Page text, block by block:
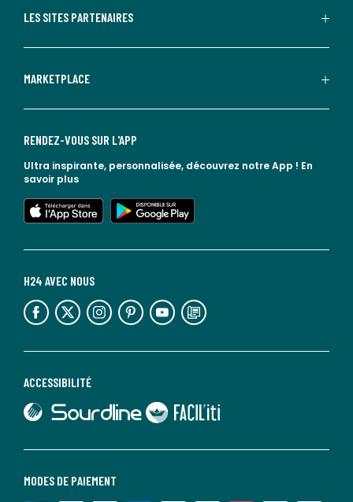
LES SITES PARTENAIRES
MARKETPLACE
MODES DE PAIEMENT
ACCESSIBILITÉ
lien vers Sourdline
lien vers Faciliti
H24 AVEC NOUS
lien vers l'espace réseaux sociaux lien vers l'espace réseaux sociaux lien vers l'espace réseaux sociaux lien vers l'espace réseaux sociaux lien vers l'espace réseaux sociaux lien vers le blog la redoute
RENDEZ-VOUS SUR L'APP
Ultra inspirante, personnalisée, découvrez notre App ! En
savoir plus
lien vers l'app store
lien vers google play